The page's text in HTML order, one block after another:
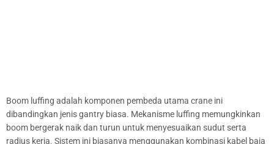
Boom luffing adalah komponen pembeda utama crane ini
dibandingkan jenis gantry biasa. Mekanisme luffing memungkinkan
boom bergerak naik dan turun untuk menyesuaikan sudut serta
radius kerja. Sistem ini biasanya menggunakan kombinasi kabel baja